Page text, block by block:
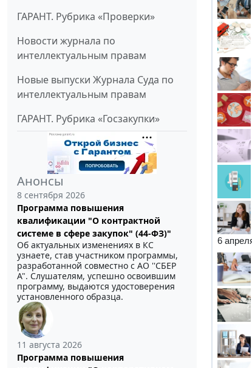
ГАРАНТ. Рубрика «Проверки»
Новости журнала по
интеллектуальным правам
Новые выпуски Журнала Суда по
интеллектуальным правам
ГАРАНТ. Рубрика «Госзакупки»
Анонсы
8 сентября 2026
Программа повышения
квалификации "О контрактной
системе в сфере закупок" (44-ФЗ)"
Об актуальных изменениях в КС
узнаете, став участником программы,
разработанной совместно с АО ''СБЕР
А". Слушателям, успешно освоившим
программу, выдаются удостоверения
установленного образца.
11 августа 2026
Программа повышения
6